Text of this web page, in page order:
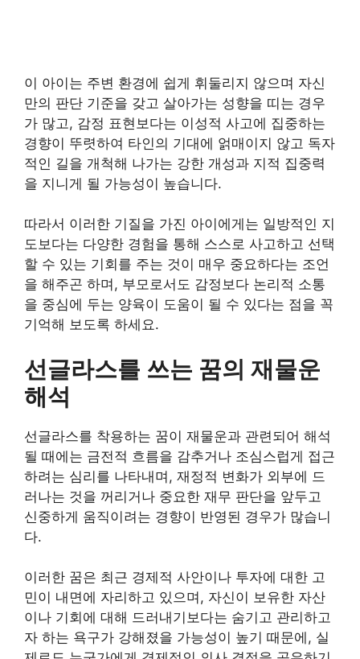
이 아이는 주변 환경에 쉽게 휘둘리지 않으며 자신
만의 판단 기준을 갖고 살아가는 성향을 띠는 경우
가 많고, 감정 표현보다는 이성적 사고에 집중하는
경향이 뚜렷하여 타인의 기대에 얽매이지 않고 독자
적인 길을 개척해 나가는 강한 개성과 지적 집중력
을 지니게 될 가능성이 높습니다.
따라서 이러한 기질을 가진 아이에게는 일방적인 지
도보다는 다양한 경험을 통해 스스로 사고하고 선택
할 수 있는 기회를 주는 것이 매우 중요하다는 조언
을 해주곤 하며, 부모로서도 감정보다 논리적 소통
을 중심에 두는 양육이 도움이 될 수 있다는 점을 꼭
기억해 보도록 하세요.
선글라스를 쓰는 꿈의 재물운
해석
선글라스를 착용하는 꿈이 재물운과 관련되어 해석
될 때에는 금전적 흐름을 감추거나 조심스럽게 접근
하려는 심리를 나타내며, 재정적 변화가 외부에 드
러나는 것을 꺼리거나 중요한 재무 판단을 앞두고
신중하게 움직이려는 경향이 반영된 경우가 많습니
다.
이러한 꿈은 최근 경제적 사안이나 투자에 대한 고
민이 내면에 자리하고 있으며, 자신이 보유한 자산
이나 기회에 대해 드러내기보다는 숨기고 관리하고
자 하는 욕구가 강해졌을 가능성이 높기 때문에, 실